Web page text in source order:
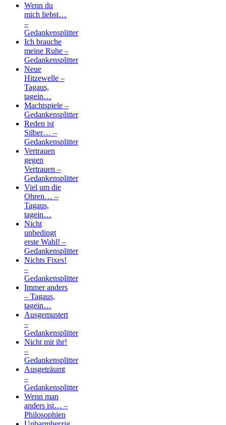
Wenn du
mich liebst…
–
Gedankensplitter
Ich brauche
meine Ruhe –
Gedankensplitter
Neue
Hitzewelle –
Tagaus,
tagein…
Machtspiele –
Gedankensplitter
Reden ist
Silber… –
Gedankensplitter
Vertrauen
gegen
Vertrauen –
Gedankensplitter
Viel um die
Ohren… –
Tagaus,
tagein…
Nicht
unbedingt
erste Wahl! –
Gedankensplitter
Nichts Fixes!
–
Gedankensplitter
Immer anders
– Tagaus,
tagein…
Ausgemustert
–
Gedankensplitter
Nicht mit ihr!
–
Gedankensplitter
Ausgeträumt
–
Gedankensplitter
Wenn man
anders ist… –
Philosophien